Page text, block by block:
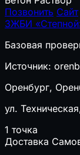
Позвонить Сайт
ЗЖБИ
Базовая
Источник:
Оренбург,
ул.
1 точка
Доставка